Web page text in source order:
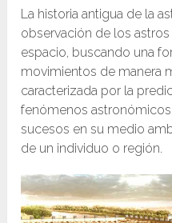
La historia antigua de la
observación de los
espacio, buscando una
movimientos de manera
caracterizada por la
fenómenos
sucesos en su medio
de un individuo o región.